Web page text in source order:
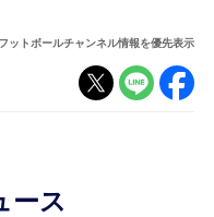
ットボールチャンネル情報を優先表示
ース